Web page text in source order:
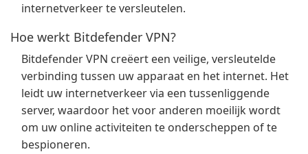
internetverkeer te versleutelen.
Hoe werkt Bitdefender VPN?
Bitdefender VPN creëert een veilige, versleutelde
verbinding tussen uw apparaat en het internet. Het
leidt uw internetverkeer via een tussenliggende
server, waardoor het voor anderen moeilijk wordt
om uw online activiteiten te onderscheppen of te
bespioneren.